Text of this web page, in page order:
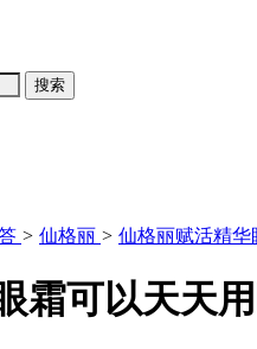
> 仙格丽 > 仙格丽赋活精
霜可以天天